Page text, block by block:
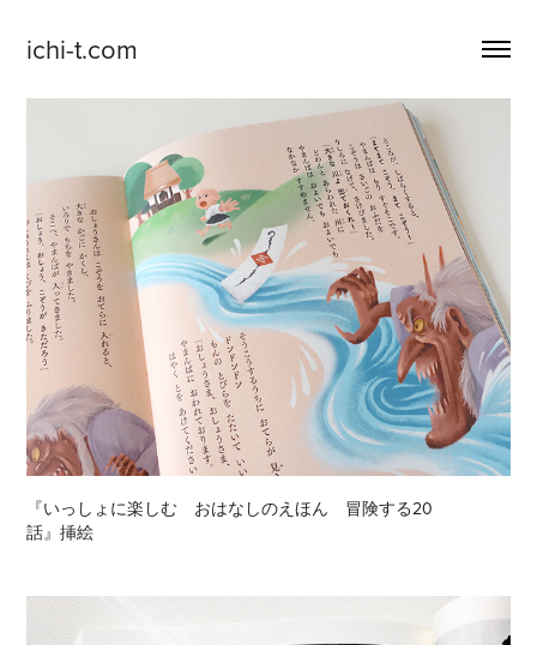
ichi-t.com
『いっしょに楽しむ　おはなしのえほん　冒険する20
話』挿絵